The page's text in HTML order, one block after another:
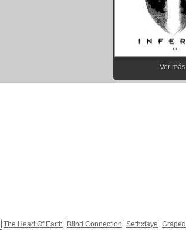
Ver más
The Heart Of Earth Blind Connection Sethxfaye Graped